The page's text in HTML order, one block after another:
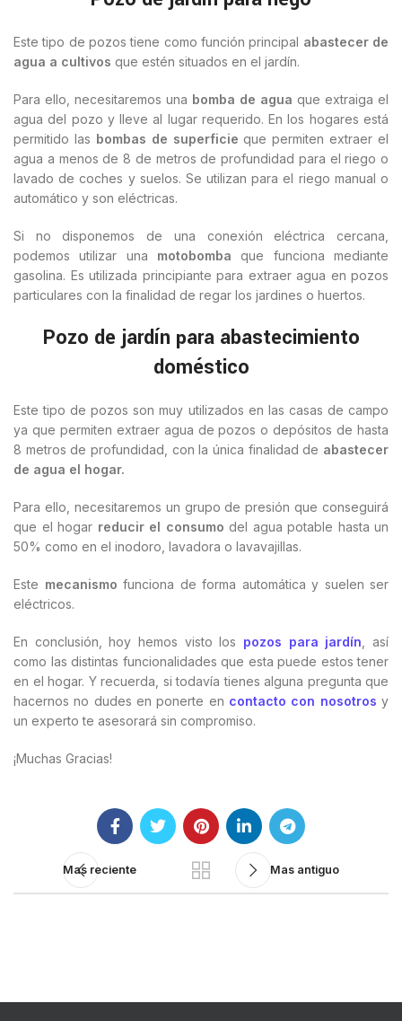
Este tipo de pozos tiene como función principal abastecer de
agua a cultivos que estén situados en el jardín.
Para ello, necesitaremos una bomba de agua que extraiga el
agua del pozo y lleve al lugar requerido. En los hogares está
permitido las bombas de superficie que permiten extraer el
agua a menos de 8 de metros de profundidad para el riego o
lavado de coches y suelos. Se utilizan para el riego manual o
automático y son eléctricas.
Si no disponemos de una conexión eléctrica cercana,
podemos utilizar una motobomba que funciona mediante
gasolina. Es utilizada principiante para extraer agua en pozos
particulares con la finalidad de regar los jardines o huertos.
Pozo de jardín para abastecimiento
doméstico
Este tipo de pozos son muy utilizados en las casas de campo
ya que permiten extraer agua de pozos o depósitos de hasta
8 metros de profundidad, con la única finalidad de abastecer
de agua el hogar.
Para ello, necesitaremos un grupo de presión que conseguirá
que el hogar reducir el consumo del agua potable hasta un
50% como en el inodoro, lavadora o lavavajillas.
Este mecanismo funciona de forma automática y suelen ser
eléctricos.
En conclusión, hoy hemos visto los pozos para jardín , así
como las distintas funcionalidades que esta puede estos tener
en el hogar. Y recuerda, si todavía tienes alguna pregunta que
hacernos no dudes en ponerte en contacto con nosotros y
un experto te asesorará sin compromiso.
¡Muchas Gracias!
Mas reciente Mas antiguo